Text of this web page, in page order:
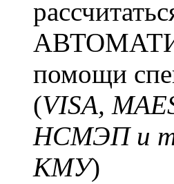
помощи
(VISA,
НСМЭП и
КМУ)